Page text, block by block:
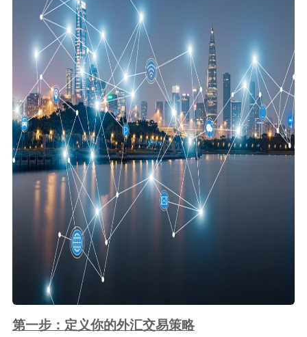
第一步：定义你的外汇交易策略